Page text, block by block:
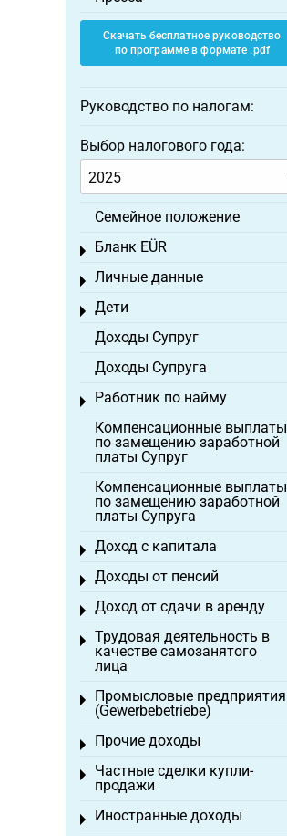
Скачать бесплатное руководство
по программе в формате .pdf
Руководство по налогам:
Выбор налогового года:
Семейное положение
Бланк EÜR
Toggle menu
Личные данные
Toggle menu
Дети
Toggle menu
Доходы Супруг
Доходы Супруга
Работник по найму
Toggle menu
Компенсационные выплаты
по замещению заработной
платы Супруг
Компенсационные выплаты
по замещению заработной
платы Супруга
Доход с капитала
Toggle menu
Доходы от пенсий
Toggle menu
Доход от сдачи в аренду
Toggle menu
Трудовая деятельность в
качестве самозанятого
лица
Toggle menu
Промысловые предприятия
(Gewerbebetriebe)
Toggle menu
Прочие доходы
Toggle menu
Частные сделки купли-
продажи
Toggle menu
Иностранные доходы
Toggle menu